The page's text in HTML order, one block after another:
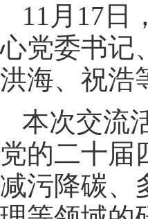
11月17日
心党委书记
洪海、祝浩
本次交流
党的二十届
减污降碳、